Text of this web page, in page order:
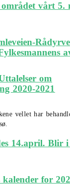
vårt 5.
om
2020-2021
vellet har
14.april. Blir
kalender for